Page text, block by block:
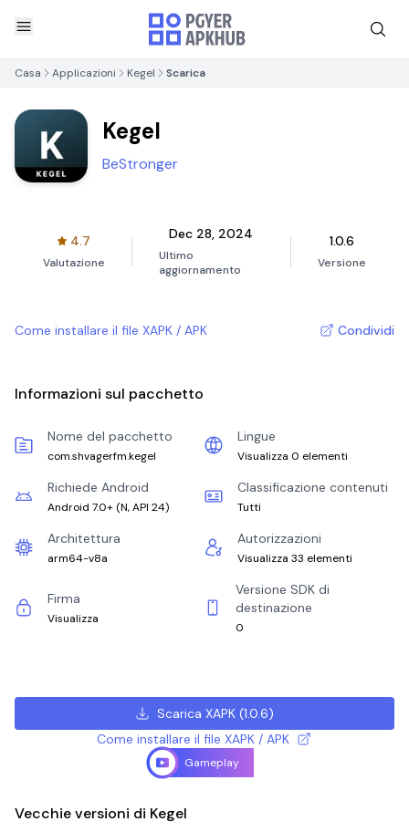
Casa Applicazioni Kegel Scarica
Kegel
BeStronger
4.7
Valutazione
Dec 28, 2024
Ultimo
aggiornamento
1.0.6
Versione
Come installare il file XAPK / APK Condividi
Informazioni sul pacchetto
Nome del pacchetto
com.shvagerfm.kegel
Lingue
Visualizza 0 elementi
Richiede Android
Android 7.0+ (N, API 24)
Classificazione contenuti
Tutti
Architettura
arm64-v8a
Autorizzazioni
Visualizza 33 elementi
Firma
Visualizza
Versione SDK di
destinazione
0
Scarica XAPK(1.0.6)
Come installare il file XAPK / APK
Gameplay
Vecchie versioni di Kegel